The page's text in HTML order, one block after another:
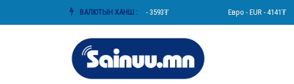
ВАЛЮТЫН ХАНШ :
АНУ-ын доллар - USD - 3593₮ Евро - EUR - 4141₮